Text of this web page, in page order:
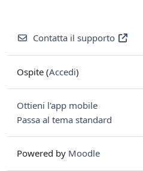
Contatta il supporto
Ospite (Accedi)
Ottieni l'app mobile
Passa al tema standard
Powered by Moodle